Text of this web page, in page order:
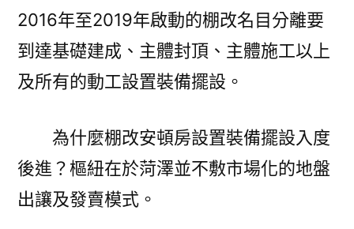
2016年至2019年啟動的棚改名目分離要
到達基礎建成、主體封頂、主體施工以上
及所有的動工設置裝備擺設。
為什麼棚改安頓房設置裝備擺設入度
後進？樞紐在於菏澤並不敷市場化的地盤
出讓及發賣模式。